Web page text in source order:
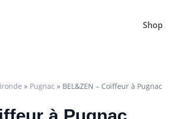
Shop
» Pugnac » BEL&ZEN – Coiffeur à Pugnac